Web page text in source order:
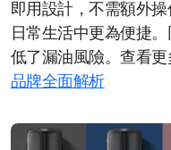
即用設計，不需額外
日常生活中更為便捷
低了漏油風險。查看更
品牌全面解析